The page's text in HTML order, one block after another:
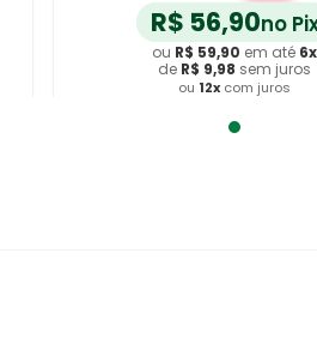
R$ 56,90no
ou R$ 59,90 em até 6x
de R$ 9,98 sem juros
ou 12x com juros
Adicionar ao Carrinho